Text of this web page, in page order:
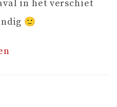
in het verschiet
🙂